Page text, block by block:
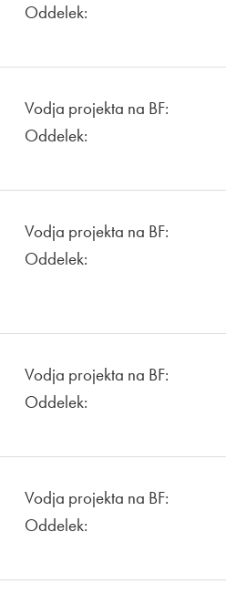
Oddelek:
Vodja projekta na BF:
Oddelek:
Vodja projekta na BF:
Oddelek:
Vodja projekta na BF:
Oddelek:
Vodja projekta na BF:
Oddelek: